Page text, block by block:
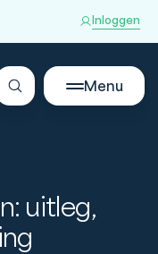
Inloggen
Menu
uitleg,